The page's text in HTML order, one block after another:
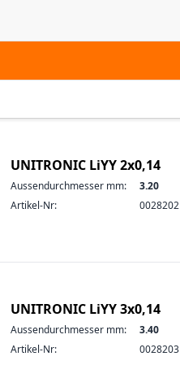
UNITRONIC LiYY 2x0,14
Aussendurchmesser mm:
3.20
Artikel-Nr:
0028202
UNITRONIC LiYY 3x0,14
Aussendurchmesser mm:
3.40
Artikel-Nr:
0028203